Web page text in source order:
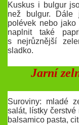
Kuskus i bulgur
než bulgur. Dále
polévek nebo
naplnit také
s nejrůznější
sladko.
Jarní
Suroviny: mladé
salát, lístky
balsamico pasta,